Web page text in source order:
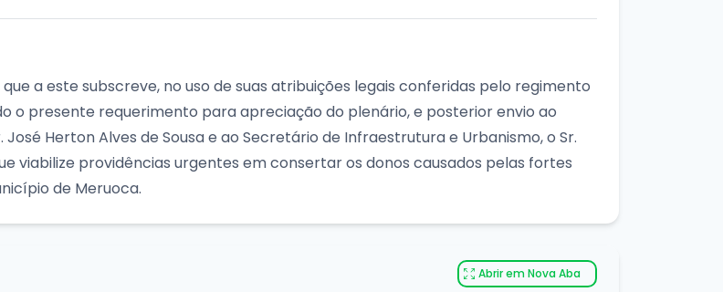
que a este subscreve, no uso de suas atribuições legais conferidas pelo regimento
o presente requerimento para apreciação do plenário, e posterior envio ao
Herton Alves de Sousa e ao Secretário de Infraestrutura e Urbanismo, o Sr.
viabilize providências urgentes em consertar os donos causados pelas fortes
de Meruoca.
Abrir em Nova Aba